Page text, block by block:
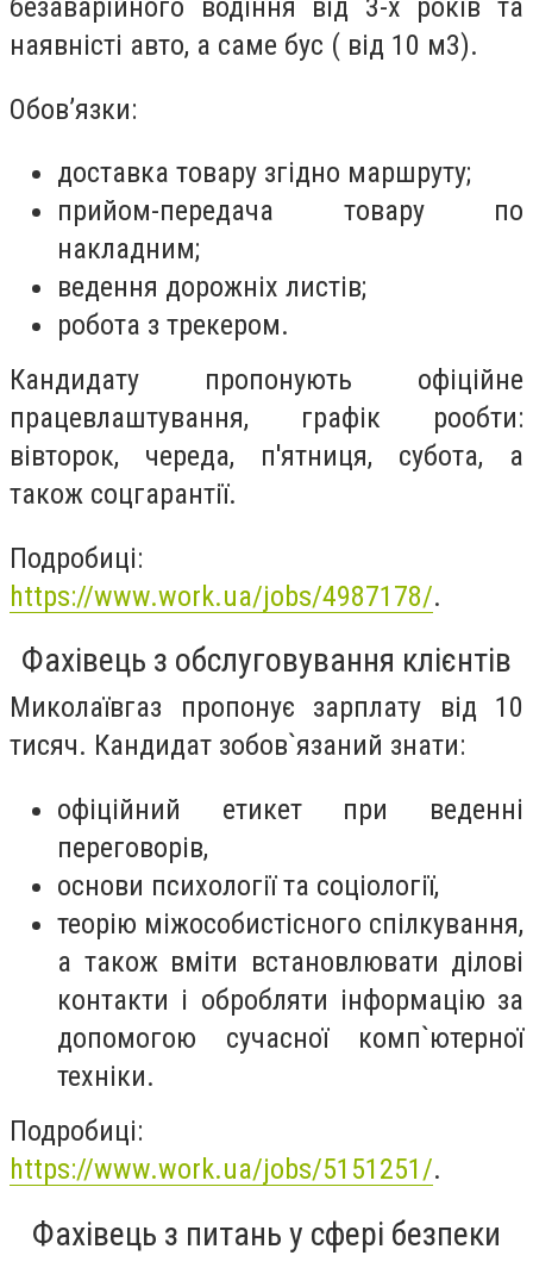
безаварійного водіння від 3-х років та
наявністі авто, а саме бус ( від 10 м3).
Обов’язки:
доставка товару згідно маршруту;
прийом-передача товару по
накладним;
ведення дорожніх листів;
робота з трекером.
Кандидату пропонують офіційне
працевлаштування, графік рообти:
вівторок, череда, п'ятниця, субота, а
також соцгарантії.
Подробиці:
https://www.work.ua/jobs/4987178/.
Фахівець з обслуговування клієнтів
Миколаївгаз пропонує зарплату від 10
тисяч. Кандидат зобов`язаний знати:
офіційний етикет при веденні
переговорів,
основи психології та соціології,
теорію міжособистісного спілкування,
а також вміти встановлювати ділові
контакти і обробляти інформацію за
допомогою сучасної комп`ютерної
техніки.
Подробиці:
https://www.work.ua/jobs/5151251/.
Фахівець з питань у сфері безпеки